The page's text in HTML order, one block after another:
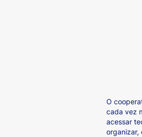
O
cada vez
acessar
organizar,